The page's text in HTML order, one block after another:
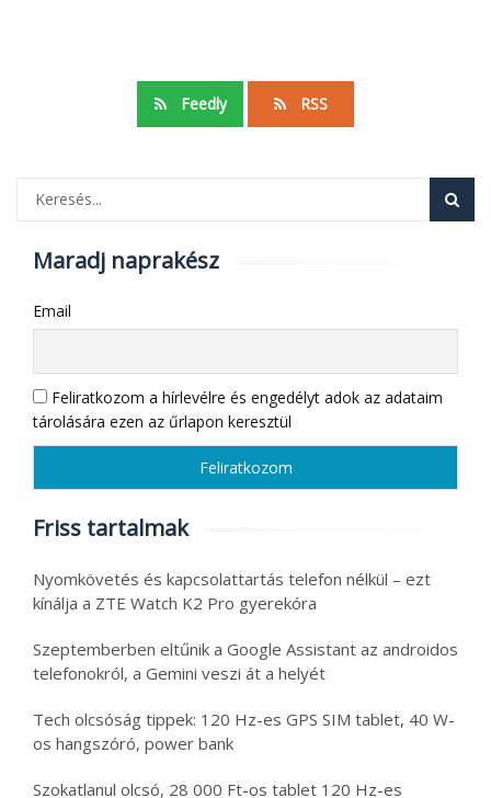
Feedly RSS
Maradj naprakész
Email
Feliratkozom a hírlevélre és engedélyt adok az adataim
tárolására ezen az űrlapon keresztül
Friss tartalmak
Nyomkövetés és kapcsolattartás telefon nélkül – ezt
kínálja a ZTE Watch K2 Pro gyerekóra
Szeptemberben eltűnik a Google Assistant az androidos
telefonokról, a Gemini veszi át a helyét
Tech olcsóság tippek: 120 Hz-es GPS SIM tablet, 40 W-
os hangszóró, power bank
Szokatlanul olcsó, 28 000 Ft-os tablet 120 Hz-es